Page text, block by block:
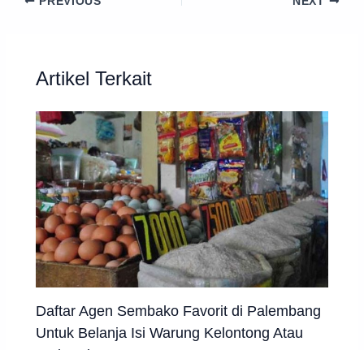
Artikel Terkait
Daftar Agen Sembako Favorit di Palembang
Untuk Belanja Isi Warung Kelontong Atau